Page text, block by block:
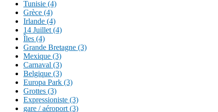
Tunisie (4)
Grèce (4)
Irlande (4)
14 Juillet (4)
Îles (4)
Grande Bretagne (3)
Mexique (3)
Carnaval (3)
Belgique (3)
Europa Park (3)
Grottes (3)
Expressioniste (3)
gare / aéroport (3)